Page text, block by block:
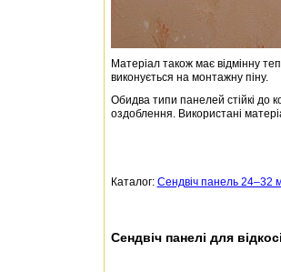
Матеріал також має відмінну
виконується на монтажну піну.
Обидва типи панелей стійкі до
оздоблення. Використані
Каталог: Сендвіч панель 24–32
Сендвіч панелі для